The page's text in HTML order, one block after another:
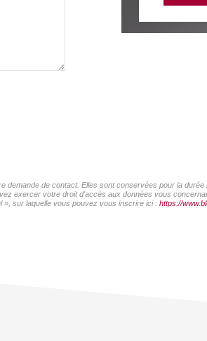
de contact. Elles sont conservées pour la
exercer votre droit d'accès aux données vous
», sur laquelle vous pouvez vous inscrire ici : https://